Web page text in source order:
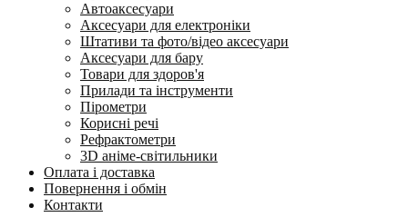
Автоаксесуари
Аксесуари для електроніки
Штативи та фото/відео аксесуари
Аксесуари для бару
Товари для здоров'я
Прилади та інструменти
Пірометри
Корисні речі
Рефрактометри
3D аніме-світильники
Оплата і доставка
Повернення і обмін
Контакти